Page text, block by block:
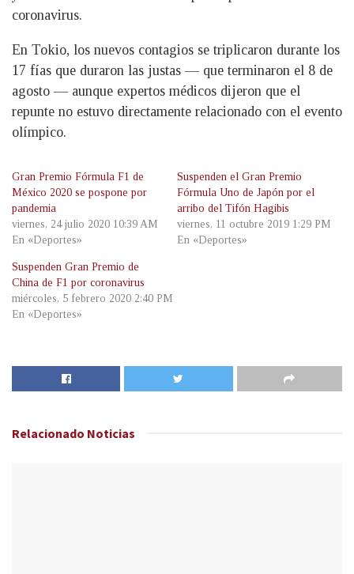
coronavirus.
En Tokio, los nuevos contagios se triplicaron durante los
17 fías que duraron las justas — que terminaron el 8 de
agosto — aunque expertos médicos dijeron que el
repunte no estuvo directamente relacionado con el evento
olímpico.
Gran Premio Fórmula F1 de
México 2020 se pospone por
pandemia
viernes, 24 julio 2020 10:39 AM
En «Deportes»
Suspenden el Gran Premio
Fórmula Uno de Japón por el
arribo del Tifón Hagibis
viernes, 11 octubre 2019 1:29 PM
En «Deportes»
Suspenden Gran Premio de
China de F1 por coronavirus
miércoles, 5 febrero 2020 2:40 PM
En «Deportes»
Relacionado Noticias